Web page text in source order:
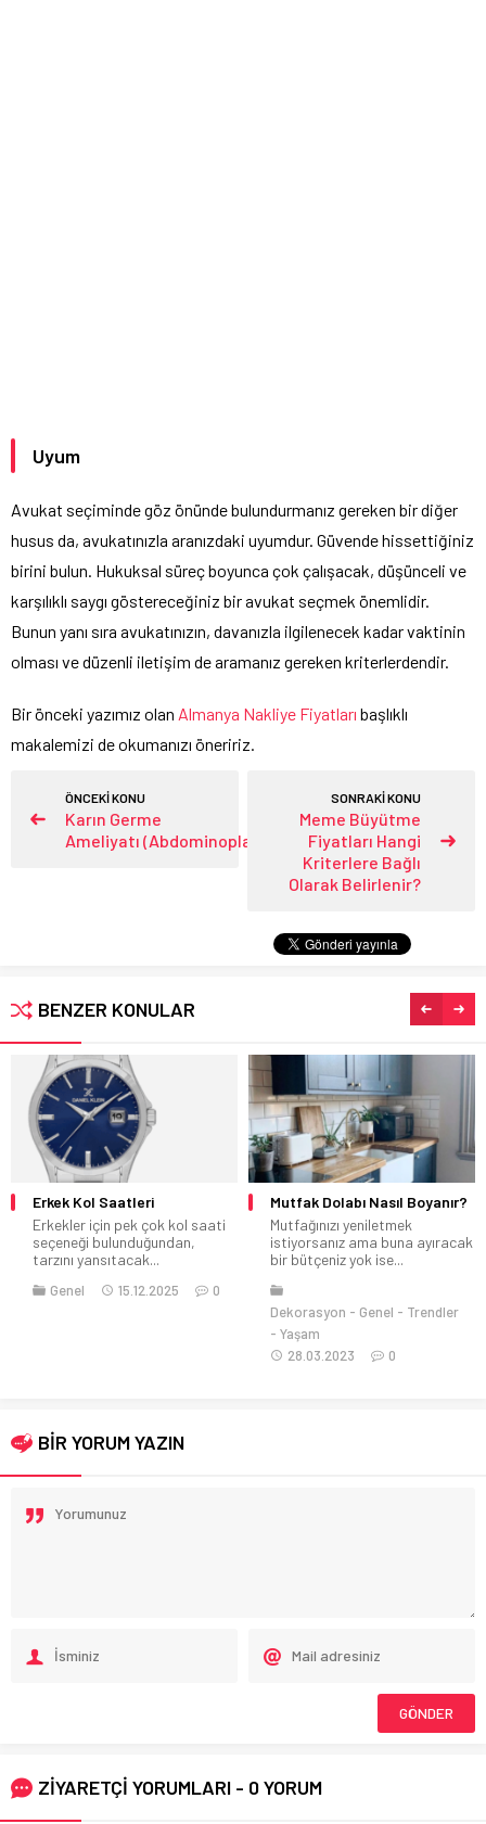
Uyum
Avukat seçiminde göz önünde bulundurmanız gereken bir diğer
husus da, avukatınızla aranızdaki uyumdur. Güvende hissettiğiniz
birini bulun. Hukuksal süreç boyunca çok çalışacak, düşünceli ve
karşılıklı saygı göstereceğiniz bir avukat seçmek önemlidir.
Bunun yanı sıra avukatınızın, davanızla ilgilenecek kadar vaktinin
olması ve düzenli iletişim de aramanız gereken kriterlerdendir.
Bir önceki yazımız olan Almanya Nakliye Fiyatları başlıklı
makalemizi de okumanızı öneririz.
ÖNCEKİ KONU
Karın Germe
Ameliyatı (Abdominoplasty)
SONRAKİ KONU
Meme Büyütme
Fiyatları Hangi
Kriterlere Bağlı
Olarak Belirlenir?
BENZER KONULAR
Erkek Kol Saatleri
Erkekler için pek çok kol saati
seçeneği bulunduğundan,
tarzını yansıtacak...
Genel 15.12.2025 0
Mutfak Dolabı Nasıl Boyanır?
Mutfağınızı yeniletmek
istiyorsanız ama buna ayıracak
bir bütçeniz yok ise...
Dekorasyon Genel
Trendler
Yaşam
28.03.2023
0
BİR YORUM YAZIN
ZİYARETÇİ YORUMLARI - 0 YORUM